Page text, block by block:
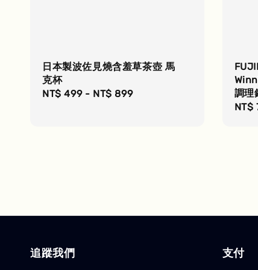
日本製波佐見燒含羞草茶壺 馬
克杯
Regular
NT$ 499- NT$ 899
調理
NT$
追蹤我們 支付